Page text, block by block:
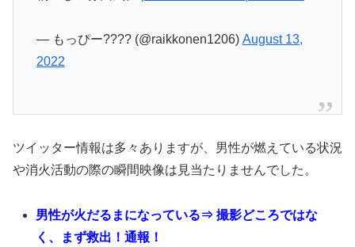
— もっぴー???? (@raikkonen1206) August 13,
2022
ツイッター情報は多々ありますが、男性が燃えている状況
や消火活動の際の瞬間映像は見当たりませんでした。
男性が火だるまになっている⇒ 撮影どころではな
く、まず救出！通報！